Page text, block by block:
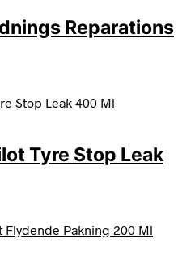
Reparations
kr..Tyre Stop Leak